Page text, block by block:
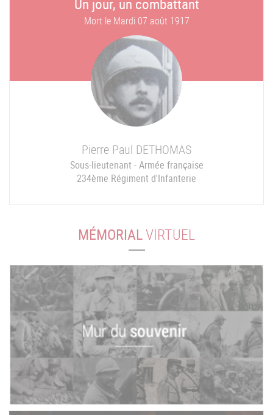
Mort le Mardi 07 août 1917
Pierre Paul DETHOMAS
Sous-lieutenant - Armée française
234ème Régiment d'Infanterie
MÉMORIALVIRTUEL